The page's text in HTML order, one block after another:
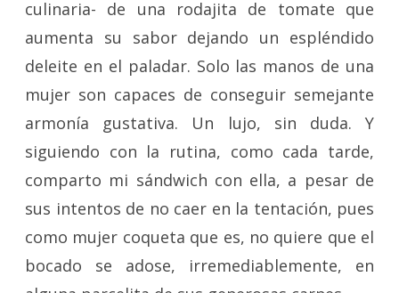
culinaria- de una rodajita de tomate que
aumenta su sabor dejando un espléndido
deleite en el paladar. Solo las manos de una
mujer son capaces de conseguir semejante
armonía gustativa. Un lujo, sin duda. Y
siguiendo con la rutina, como cada tarde,
comparto mi sándwich con ella, a pesar de
sus intentos de no caer en la tentación, pues
como mujer coqueta que es, no quiere que el
bocado se adose, irremediablemente, en